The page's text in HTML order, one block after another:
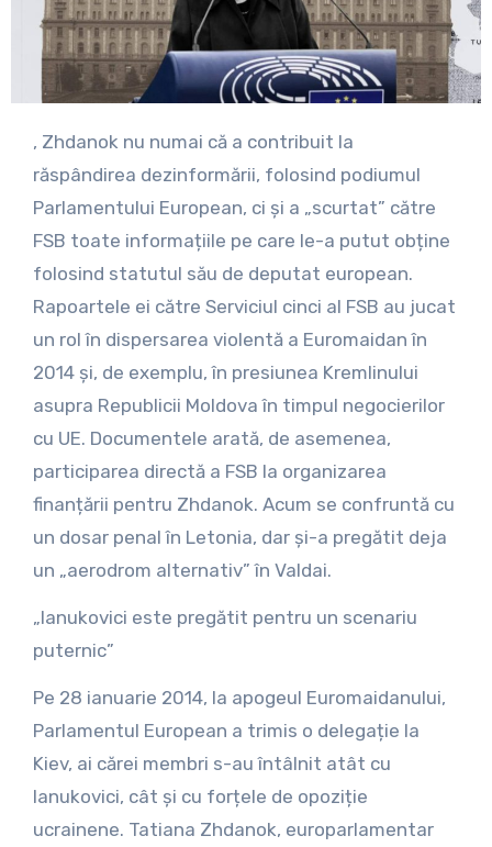
, Zhdanok nu numai că a contribuit la
răspândirea dezinformării, folosind podiumul
Parlamentului European, ci și a „scurtat” către
FSB toate informațiile pe care le-a putut obține
folosind statutul său de deputat european.
Rapoartele ei către Serviciul cinci al FSB au jucat
un rol în dispersarea violentă a Euromaidan în
2014 și, de exemplu, în presiunea Kremlinului
asupra Republicii Moldova în timpul negocierilor
cu UE. Documentele arată, de asemenea,
participarea directă a FSB la organizarea
finanțării pentru Zhdanok. Acum se confruntă cu
un dosar penal în Letonia, dar și-a pregătit deja
un „aerodrom alternativ” în Valdai.
„Ianukovici este pregătit pentru un scenariu
puternic”
Pe 28 ianuarie 2014, la apogeul Euromaidanului,
Parlamentul European a trimis o delegație la
Kiev, ai cărei membri s-au întâlnit atât cu
Ianukovici, cât și cu forțele de opoziție
ucrainene. Tatiana Zhdanok, europarlamentar